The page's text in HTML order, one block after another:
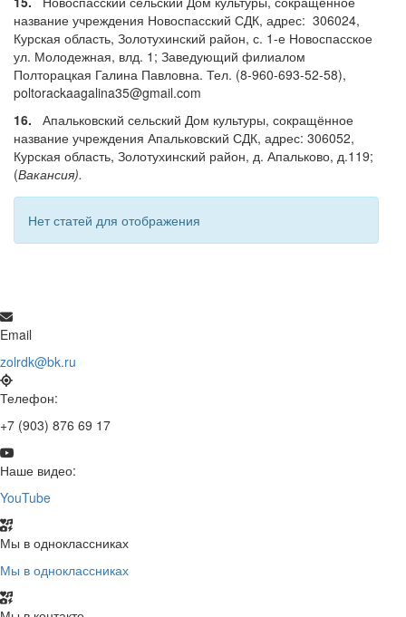
название учреждения Новоспасский СДК, адрес: 306024,
Курская область, Золотухинский район, с. 1-е Новоспасское
ул. Молодежная, влд. 1; Заведующий филиалом
Полторацкая Галина Павловна. Тел. (8-960-693-52-58),
poltorackaagalina35@gmail.com
16.
Апальковский сельский Дом культуры, сокращённое
название учреждения Апальковский СДК, адрес: 306052,
Курская область, Золотухинский район, д. Апальково, д.119;
(Вакансия).
Нет статей для отображения
Email
zolrdk@bk.ru
Телефон:
+7 (903) 876 69 17
Наше видео:
YouTube
Мы в одноклассниках
Мы в одноклассниках